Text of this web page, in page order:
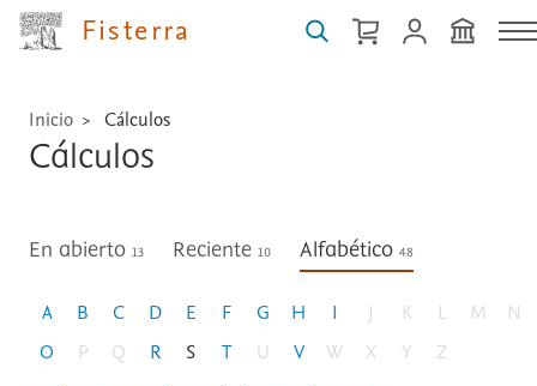
Fisterra
Inicio Cálculos
Cálculos
En abierto 13 Reciente10 Alfabético48
A B C D E F G H I J K L M
N
O
P Q R S T U V W X Y Z